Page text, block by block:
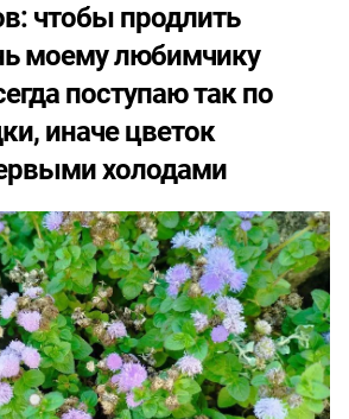
чтобы продлить
моему любимчику
поступаю так по
иначе цветок
холодами